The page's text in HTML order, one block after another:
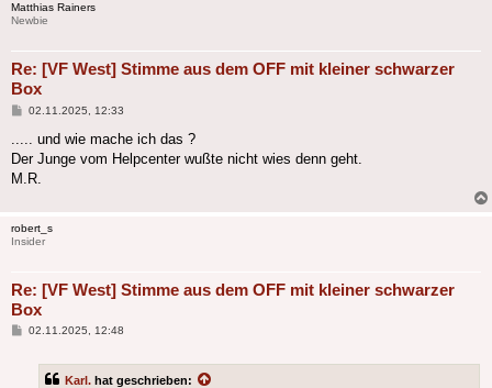
Matthias Rainers
Newbie
Re: [VF West] Stimme aus dem OFF mit kleiner schwarzer
Box
Beitrag
02.11.2025, 12:33
..... und wie mache ich das ?
Der Junge vom Helpcenter wußte nicht wies denn geht.
M.R.
robert_s
Insider
Re: [VF West] Stimme aus dem OFF mit kleiner schwarzer
Box
Beitrag
02.11.2025, 12:48
Karl. hat geschrieben: